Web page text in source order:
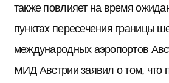
также повлияет на время
пунктах пересечения границы
международных аэропортов
МИД Австрии заявил о том, что